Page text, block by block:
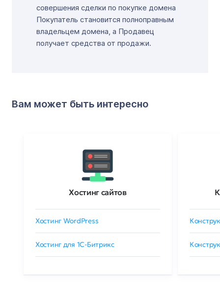
совершения сделки по покупке домена
Покупатель становится полноправным
владельцем домена, а Продавец
получает средства от продажи.
Вам может быть интересно
Хостинг сайтов
Хостинг WordPress
Хостинг для 1C-Битрикс